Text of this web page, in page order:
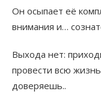
Он осыпает её
внимания и…
Выхода нет:
провести всю
доверяешь..